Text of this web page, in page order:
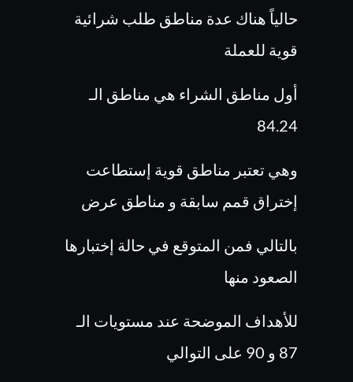
حالياً هناك عدة مناطق طلب شرائية
قوية للعملة
أول مناطق الشراء هي مناطق الـ
84.24
وهي تعتبر مناطق قوية إستطاعت
إختراق قمم سابقة و مناطق عرض
بالتالي فمن المتوقع في حالة إختبارها
الصعود منها
للأهداف الموضحة عند مستويات الـ
87 و 90 على التوالي